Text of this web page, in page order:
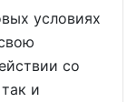
условиях
со
и